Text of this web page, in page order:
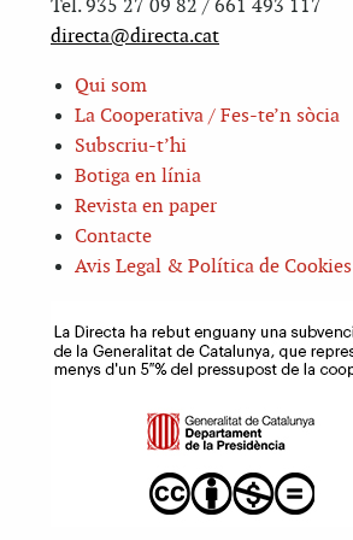
Tel. 935 27 09 82 / 661 493 117
directa@directa.cat
Qui som
La Cooperativa / Fes-te’n sòcia
Subscriu-t’hi
Botiga en línia
Revista en paper
Contacte
Avis Legal & Política de Cookies